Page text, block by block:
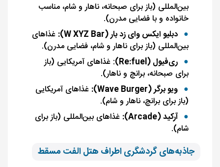
بین‌المللی (باز برای صبحانه، ناهار و شام، مناسب
خانواده و با فضایی مدرن).
دبلیو ایکس وای زد بار (W XYZ Bar):
غذاهای
بین‌المللی (باز برای ناهار و شام، فضایی مدرن).
ری‌فیول (Re:fuel)
: غذاهای آمریکایی (باز
برای صبحانه، برانچ و ناهار).
ویو برگر (Wave Burger):
غذاهای آمریکایی
(باز برای برانچ، ناهار و شام).
آرکید (Arcade):
غذاهای بین‌المللی (باز برای
شام).
جاذبه‌های گردشگری اطراف هتل الفت مسقط